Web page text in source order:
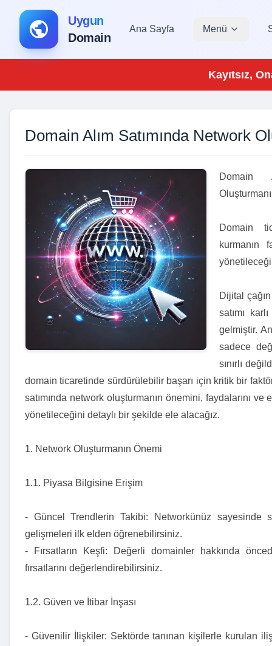
Uygun
Domain
Ana Sayfa Menü
Kayıtsız,
Domain Alım Satımında Network
Domain
Domain
kurmanın
yönetileceği
Dijital
satımı
gelmiştir.
sadece
sınırlı
domain ticaretinde sürdürülebilir başarı için kritik bir
satımında network oluşturmanın önemini, faydalarını
yönetileceğini detaylı bir şekilde ele alacağız.
1. Network Oluşturmanın Önemi
1.1. Piyasa Bilgisine Erişim
- Güncel Trendlerin Takibi: Networkünüz sayesinde
gelişmeleri ilk elden öğrenebilirsiniz.
- Fırsatların Keşfi: Değerli domainler hakkında
fırsatlarını değerlendirebilirsiniz.
1.2. Güven ve İtibar İnşası
- Güvenilir İlişkiler: Sektörde tanınan kişilerle kurulan